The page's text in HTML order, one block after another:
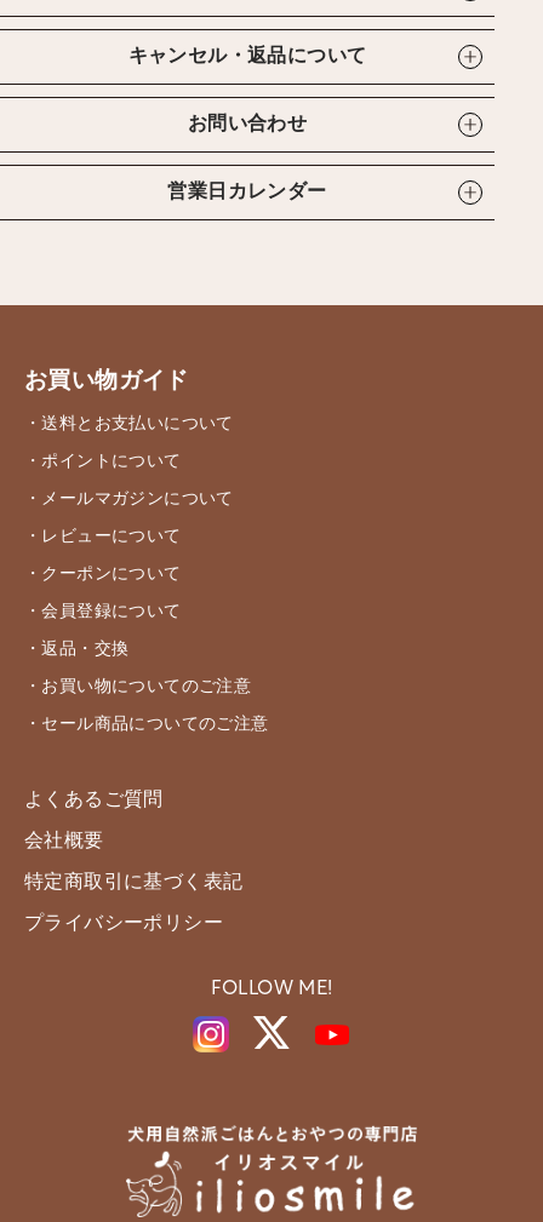
キャンセル・返品について
お問い合わせ
営業日カレンダー
お買い物ガイド
・送料とお支払いについて
・ポイントについて
・メールマガジンについて
・レビューについて
・クーポンについて
・会員登録について
・返品・交換
・お買い物についてのご注意
・セール商品についてのご注意
よくあるご質問
会社概要
特定商取引に基づく表記
プライバシーポリシー
FOLLOW ME!